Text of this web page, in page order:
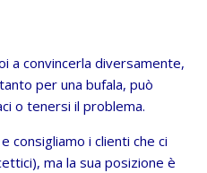
a convincerla diversamente,
per una bufala, può
o tenersi il problema.
consigliamo i clienti che ci
ma la sua posizione è